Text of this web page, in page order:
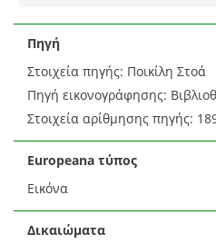
Πηγή
Στοιχεία πηγής: Ποικίλη Στοά
Πηγή εικονογράφησης:
Στοιχεία αρίθμησης πηγής:
Europeana τύπος
Εικόνα
Δικαιώματα